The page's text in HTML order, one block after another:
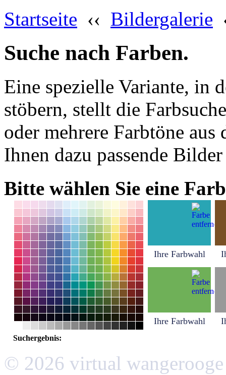
Startseite ‹‹ Bildergalerie
Suche nach Farben.
Eine spezielle Variante, in
stöbern, stellt die
oder mehrere Farbtöne
Ihnen dazu passende
Bitte wählen Sie eine
Ihre Farbwahl
Ihre Farbwahl
Suchergebnis:
© 2026 virtual wangerooge